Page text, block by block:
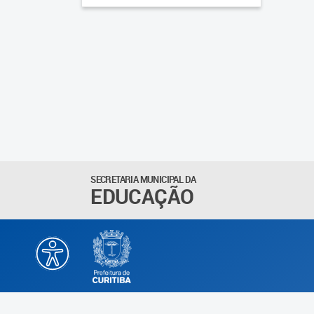
SECRETARIA MUNICIPAL DA
EDUCAÇÃO